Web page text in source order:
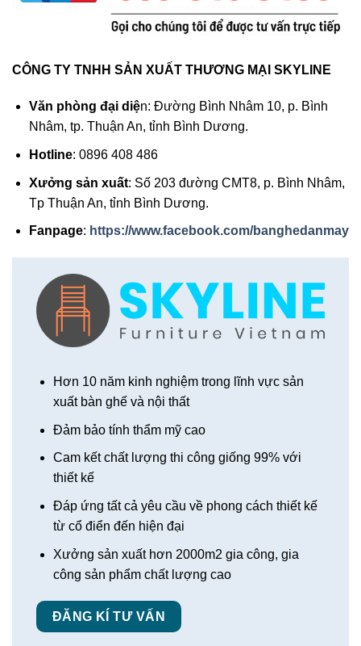
CÔNG TY TNHH SẢN XUẤT THƯƠNG MẠI SKYLINE
Văn phòng đại diện: Đường Bình Nhâm 10, p. Bình
Nhâm, tp. Thuận An, tỉnh Bình Dương.
Hotline: 0896 408 486
Xưởng sản xuất: Số 203 đường CMT8, p. Bình Nhâm,
Tp Thuận An, tỉnh Bình Dương.
Fanpage: https://www.facebook.com/banghedanmay
Hơn 10 năm kinh nghiệm trong lĩnh vực sản
xuất bàn ghế và nội thất
Đảm bảo tính thẩm mỹ cao
Cam kết chất lượng thi công giống 99% với
thiết kế
Đáp ứng tất cả yêu cầu về phong cách thiết kế
từ cổ điển đến hiện đại
Xưởng sản xuất hơn 2000m2 gia công, gia
công sản phẩm chất lượng cao
ĐĂNG KÍ TƯ VẤN